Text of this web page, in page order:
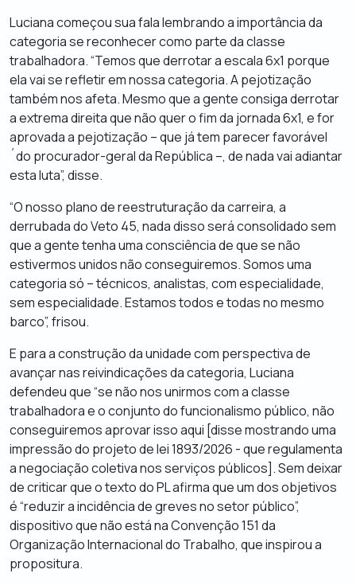
​Luciana começou sua fala lembrando a importância da
categoria se reconhecer como parte da classe
trabalhadora. “Temos que derrotar a escala 6x1 porque
ela vai se refletir em nossa categoria. A pejotização
também nos afeta. Mesmo que a gente consiga derrotar
a extrema direita que não quer o fim da jornada 6x1, e for
aprovada a pejotização – que já tem parecer favorável
´do procurador-geral da República –, de nada vai adiantar
esta luta”, disse.
“O nosso plano de reestruturação da carreira, a
derrubada do Veto 45, nada disso será consolidado sem
que a gente tenha uma consciência de que se não
estivermos unidos não conseguiremos. Somos uma
categoria só – técnicos, analistas, com especialidade,
sem especialidade. Estamos todos e todas no mesmo
barco”, frisou.
E para a construção da unidade com perspectiva de
avançar nas reivindicações da categoria, Luciana
defendeu que “se não nos unirmos com a classe
trabalhadora e o conjunto do funcionalismo público, não
conseguiremos aprovar isso aqui [disse mostrando uma
impressão do projeto de lei 1893/2026 - que regulamenta
a negociação coletiva nos serviços públicos]. Sem deixar
de criticar que o texto do PL afirma que um dos objetivos
é “reduzir a incidência de greves no setor público”,
dispositivo que não está na Convenção 151 da
Organização Internacional do Trabalho, que inspirou a
propositura.